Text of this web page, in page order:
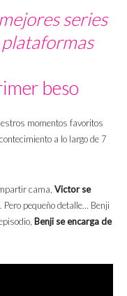
series
beso
momentos favoritos
a lo largo de 7
cama, Victor se
. Pero pequeño detalle… Benji
Benji se encarga de